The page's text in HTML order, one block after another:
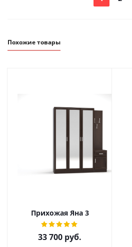
Похожие товары
Прихожая Яна 3
33 700 руб.